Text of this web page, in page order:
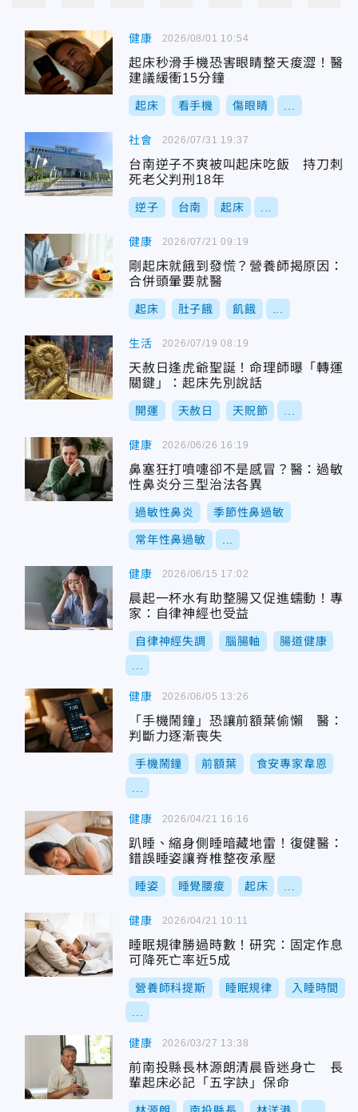
健康
起床秒滑手機恐害眼睛整天痠澀！醫
建議緩衝15分鐘
起床 看手機 傷眼睛
2026/08/01 10:54
社會
台南逆子不爽被叫起床吃飯 持刀刺
死老父判刑18年
逆子 台南 起床
2026/07/31 19:37
健康
剛起床就餓到發慌？營養師揭原因：
合併頭暈要就醫
起床 肚子餓 飢餓
2026/07/21 09:19
生活
天赦日逢虎爺聖誕！命理師曝「轉運
關鍵」：起床先別說話
開運 天赦日 天貺節
2026/07/19 08:19
健康
鼻塞狂打噴嚏卻不是感冒？醫：過敏
性鼻炎分三型治法各異
過敏性鼻炎 季節性鼻過敏
常年性鼻過敏
2026/06/26 16:19
健康
晨起一杯水有助整腸又促進蠕動！專
家：自律神經也受益
自律神經失調 腦腸軸 腸道健康
2026/06/15 17:02
健康
「手機鬧鐘」恐讓前額葉偷懶 醫：
判斷力逐漸喪失
手機鬧鐘 前額葉 食安專家韋恩
2026/06/05 13:26
健康
趴睡、縮身側睡暗藏地雷！復健醫：
錯誤睡姿讓脊椎整夜承壓
睡姿 睡覺腰痠 起床
2026/04/21 16:16
健康
睡眠規律勝過時數！研究：固定作息
可降死亡率近5成
營養師科提斯 睡眠規律 入睡時間
2026/04/21 10:11
健康
前南投縣長林源朗清晨昏迷身亡 長
輩起床必記「五字訣」保命
2026/03/27 13:38